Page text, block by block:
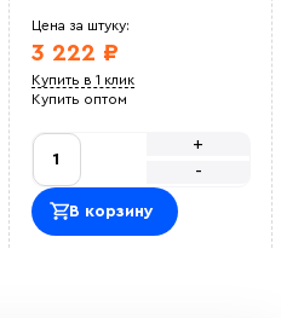
Цена за штуку:
3 222 ₽
Купить в 1 клик
Купить оптом
-
+
В корзину